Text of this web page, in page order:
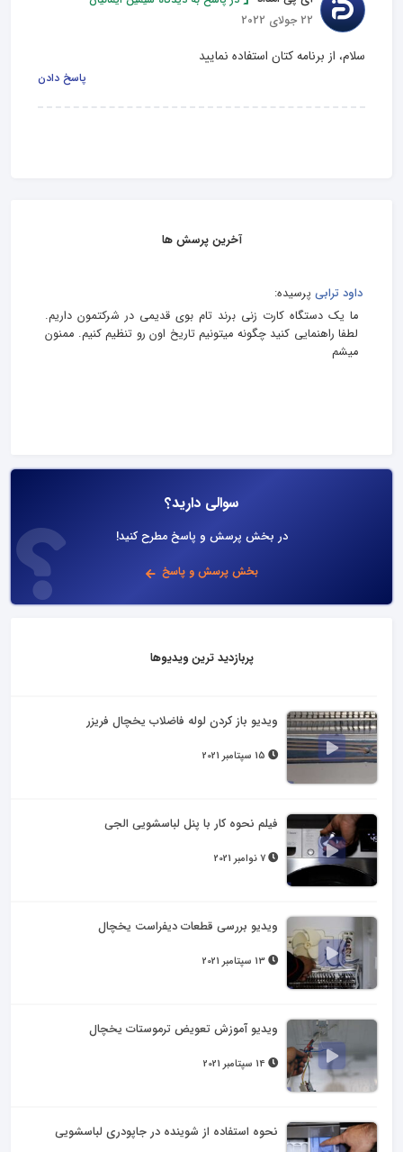
22 جولای 2022
سلام، از برنامه کتان استفاده نمایید
پاسخ دادن
آخرین پرسش ها
داود ترابی پرسیده:
ما یک دستگاه کارت زنی برند تام بوی قدیمی در شرکتمون داریم.
لطفا راهنمایی کنید چگونه میتونیم تاریخ اون رو تنظیم کنیم. ممنون
میشم
سوالی دارید؟
در بخش پرسش و پاسخ مطرح کنید!
بخش پرسش و پاسخ
پربازدید ترین ویدیوها
ویدیو باز کردن لوله فاضلاب یخچال فریزر
فیلم نحوه کار با پنل لباسشویی الجی
ویدیو بررسی قطعات دیفراست یخچال
ویدیو آموزش تعویض ترموستات یخچال
نحوه استفاده از شوینده در جاپودری لباسشویی